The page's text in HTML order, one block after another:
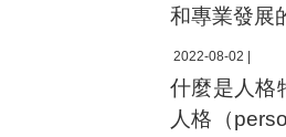
和專業發展
2022-08-02 |
什麼是人格
人格（